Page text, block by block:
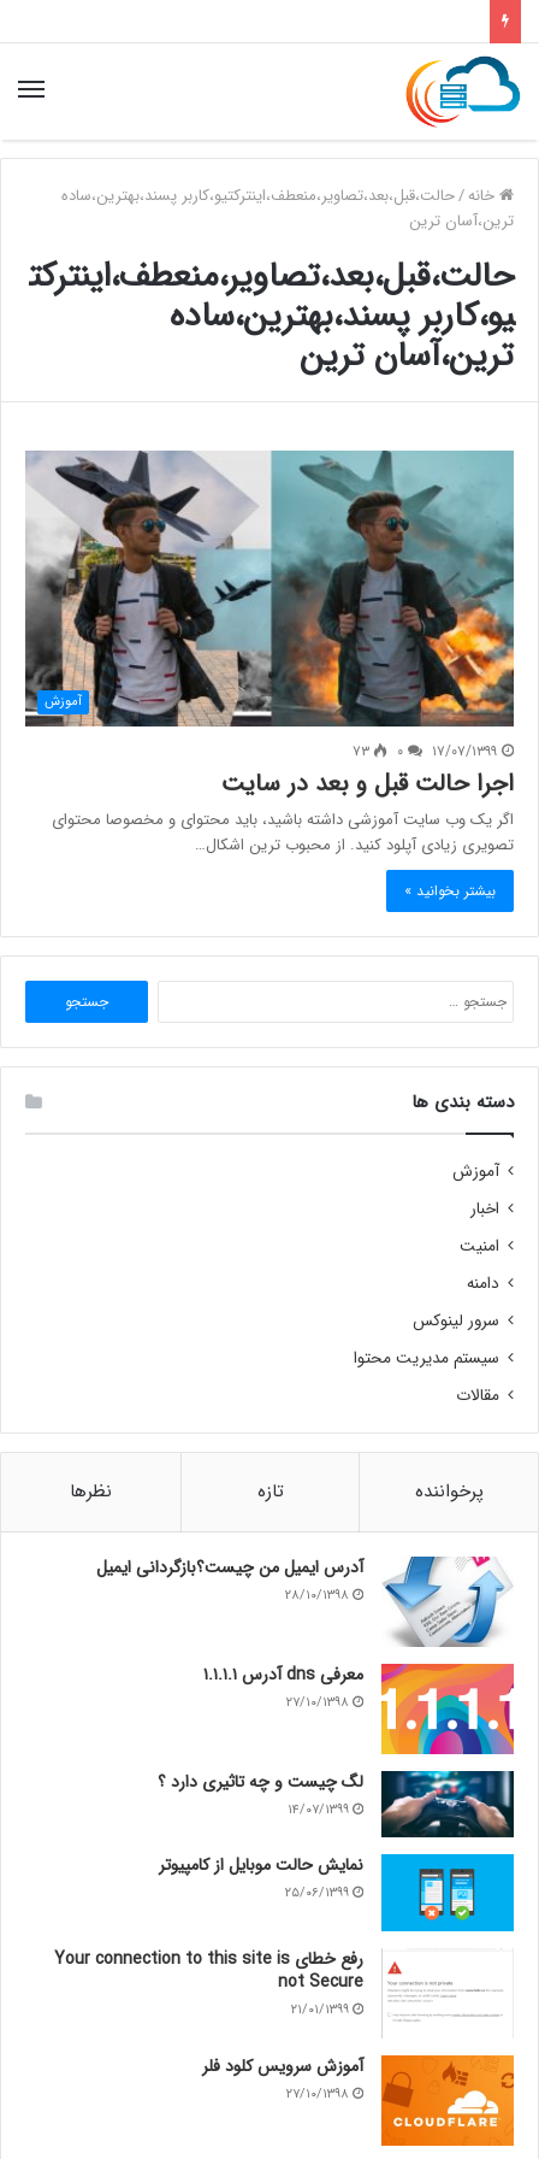
خانه/حالت،قبل،بعد،تصاویر،منعطف،اینترکتیو،کاربر پسند،بهترین،ساده
ترین،آسان ترین
حالت،قبل،بعد،تصاویر،منعطف،اینترکت
یو،کاربر پسند،بهترین،ساده
ترین،آسان ترین
آموزش
۱۷/۰۷/۱۳۹۹ ۷۳
اجرا حالت قبل و بعد در سایت
اگر یک وب سایت آموزشی داشته باشید، باید محتوای و مخصوصا محتوای
تصویری زیادی آپلود کنید. از محبوب ترین اشکال…
بیشتر بخوانید »
برای:
دسته بندی ها
آموزش
اخبار
امنیت
دامنه
سرور لینوکس
سیستم مدیریت محتوا
مقالات
پرخواننده تازه نظرها
آدرس ایمیل من چیست؟بازگردانی ایمیل
۲۸/۱۰/۱۳۹۸
معرفی dns آدرس ۱.۱.۱.۱
۲۷/۱۰/۱۳۹۸
لگ چیست و چه تاثیری دارد ؟
۱۴/۰۷/۱۳۹۹
نمایش حالت موبایل از کامپیوتر
۲۵/۰۶/۱۳۹۹
رفع خطای Your connection to this site is
not Secure
۲۱/۰۱/۱۳۹۹
آموزش سرویس کلود فلر
۲۷/۱۰/۱۳۹۸